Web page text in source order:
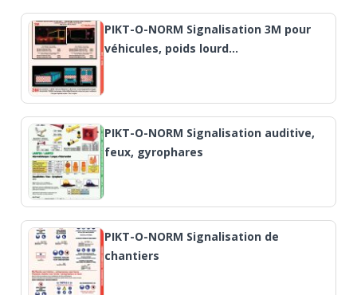
PIKT-O-NORM Signalisation 3M pour
véhicules, poids lourd…
PIKT-O-NORM Signalisation auditive,
feux, gyrophares
PIKT-O-NORM Signalisation de
chantiers